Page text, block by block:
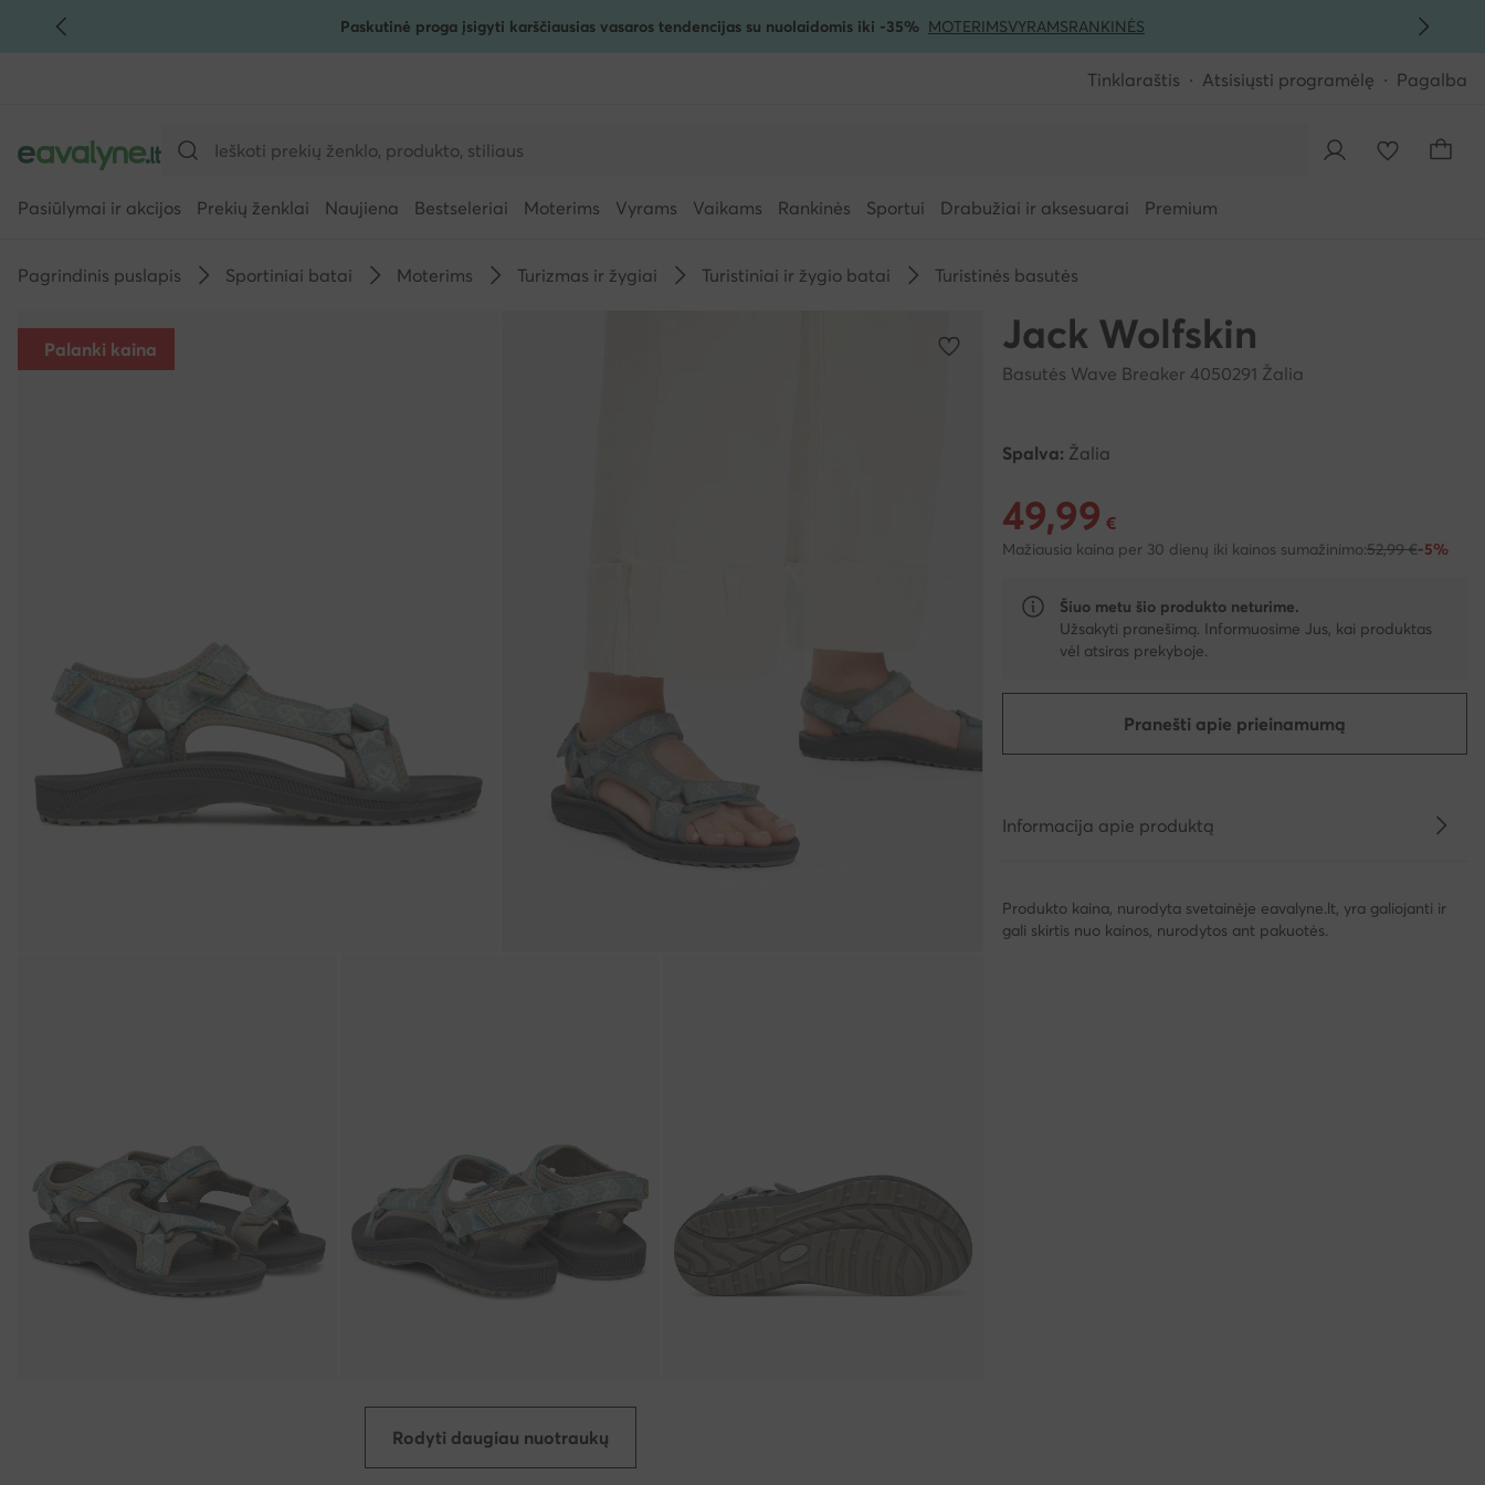
PEREITI PRIE PAGRINDINIO TURINIOPaskutinė proga įsigyti karščiausias vasaros tendencijas su nuolaidomis iki -35% MOTERIMSVYRAMSRANKINĖS
Tinklaraštis Atsisiųsti programėlę Pagalba
Pasiūlymai ir akcijos Prekių ženklai Naujiena Bestseleriai Moterims Vyrams Vaikams Rankinės Sportui Drabužiai ir aksesuarai Premium
Pagrindinis puslapis Sportiniai batai Moterims Turizmas ir žygiai Turistiniai ir žygio batai Turistinės basutės
Rodyti daugiau nuotraukų
Palanki kaina Jack Wolfskin
Basutės Wave Breaker 4050291 Žalia
Spalva: Žalia
Dabartinė kaina 49,99 €
49,99 €
Mažiausia kaina per 30 dienų iki kainos sumažinimo:52,99 €-5%
Šiuo metu šio produkto neturime.
Užsakyti pranešimą. Informuosime Jus, kai produktas
vėl atsiras prekyboje.
Pranešti apie prieinamumą
Informacija apie produktą
Produkto kaina, nurodyta svetainėje eavalyne.lt, yra galiojanti ir
gali skirtis nuo kainos, nurodytos ant pakuotės.